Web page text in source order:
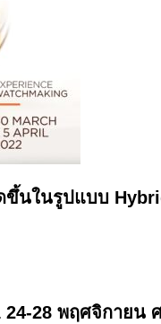
ขึ้นในรูปแบบ
24-28 พฤศจิกายน